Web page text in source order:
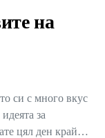
на
си с много вкус
за
цял ден край…